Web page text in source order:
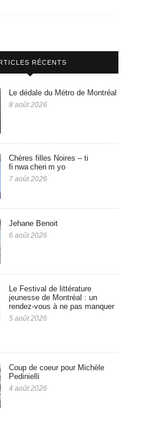
RÉCENTS
Le dédale du Métro de Montréal
8 août 2026
Chères filles Noires – ti
fi nwa cheri m yo
7 août 2026
Jehane Benoit
6 août 2026
Le Festival de littérature
jeunesse de Montréal : un
rendez-vous à ne pas manquer
5 août 2026
Coup de coeur pour Michèle
Pedinielli
4 août 2026